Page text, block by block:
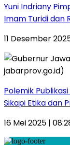
Yuni Indriany
Imam Turidi dan
11 Desember
Polemik
Sikapi Etika dan
16 Mei 2025 |